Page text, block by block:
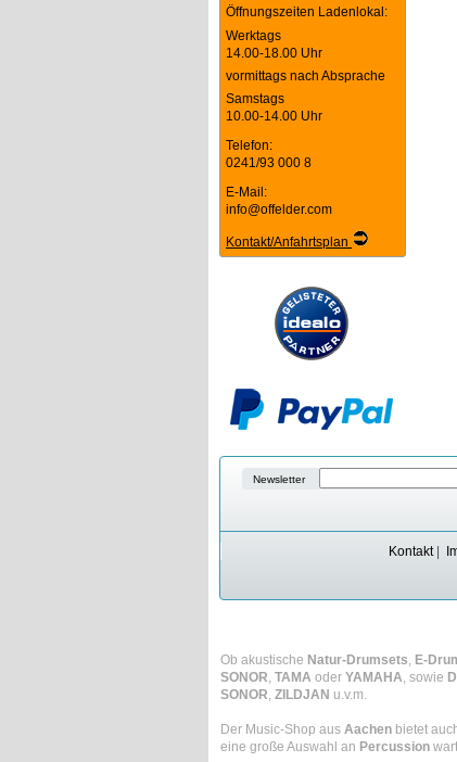
Öffnungszeiten Ladenlokal:
Werktags
14.00-18.00 Uhr
vormittags nach Absprache
Samstags
10.00-14.00 Uhr
Telefon:
0241/93 000 8
E-Mail:
info@offelder.com
Kontakt/Anfahrtsplan
Newsletter
Kontakt|
Ob akustische Natur-Drumsets, E-
SONOR, TAMA oder YAMAHA, sowie
SONOR, ZILDJAN u.v.m.
Der Music-Shop aus Aachen bietet
eine große Auswahl an Percussion